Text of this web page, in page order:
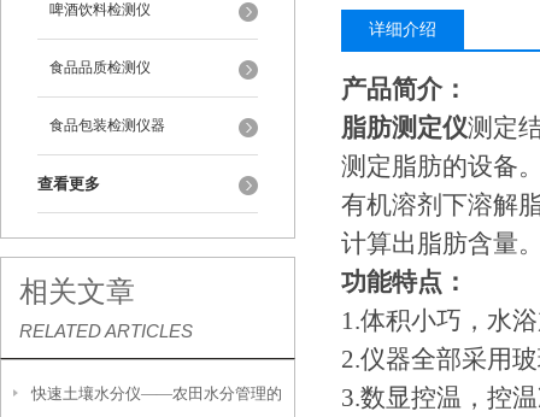
啤酒饮料检测仪
食品品质检测仪
食品包装检测仪器
查看更多
相关文章
RELATED ARTICLES
快速土壤水分仪——农田水分管理的
详细介绍
产品简介：
脂肪测定仪测定
测定脂肪的设备
有机溶剂下溶解
计算出脂肪含量
功能特点：
1.体积小巧，水
2.仪器全部采用
3.数显控温，控